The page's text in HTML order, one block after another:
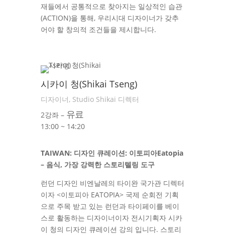
재들에서 공통적으로 찾아지는 일상적인 습관
(ACTION)을 통해, 우리시대 디자이너가 갖추
어야 할 창의적 조건들을 제시합니다.
시카이 청(Shikai Tseng)
디자이너, Studio Shikai 디렉터
2강좌 – 유료
13:00 ~ 14:20
TAIWAN: 디자인 큐레이션: 이토피아Eatopia
– 음식, 가장 강력한 스토리텔링 도구
런던 디자인 비엔날레의 타이완 국가관 디렉터
이자 <이토피아 EATOPIA> 국제 순회전 기획
으로 주목 받고 있는 런던과 타이페이를 베이
스로 활동하는 디자이너이자 전시기획자 시카
이 청의 디자인 큐레이션 강의 입니다. 스토리